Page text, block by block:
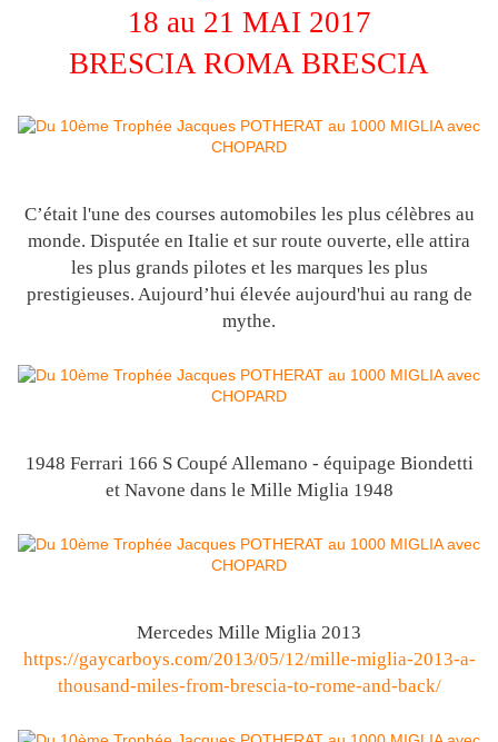
18 au 21 MAI 2017
BRESCIA ROMA BRESCIA
C’était l'une des courses automobiles les plus célèbres au
monde. Disputée en Italie et sur route ouverte, elle attira
les plus grands pilotes et les marques les plus
prestigieuses. Aujourd’hui élevée aujourd'hui au rang de
mythe.
1948 Ferrari 166 S Coupé Allemano - équipage Biondetti
et Navone dans le Mille Miglia 1948
Mercedes Mille Miglia 2013
https://gaycarboys.com/2013/05/12/mille-miglia-2013-a-
thousand-miles-from-brescia-to-rome-and-back/